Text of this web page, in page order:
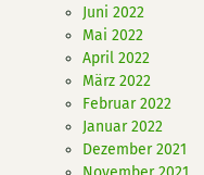
Juni 2022
Mai 2022
April 2022
März 2022
Februar 2022
Januar 2022
Dezember 2021